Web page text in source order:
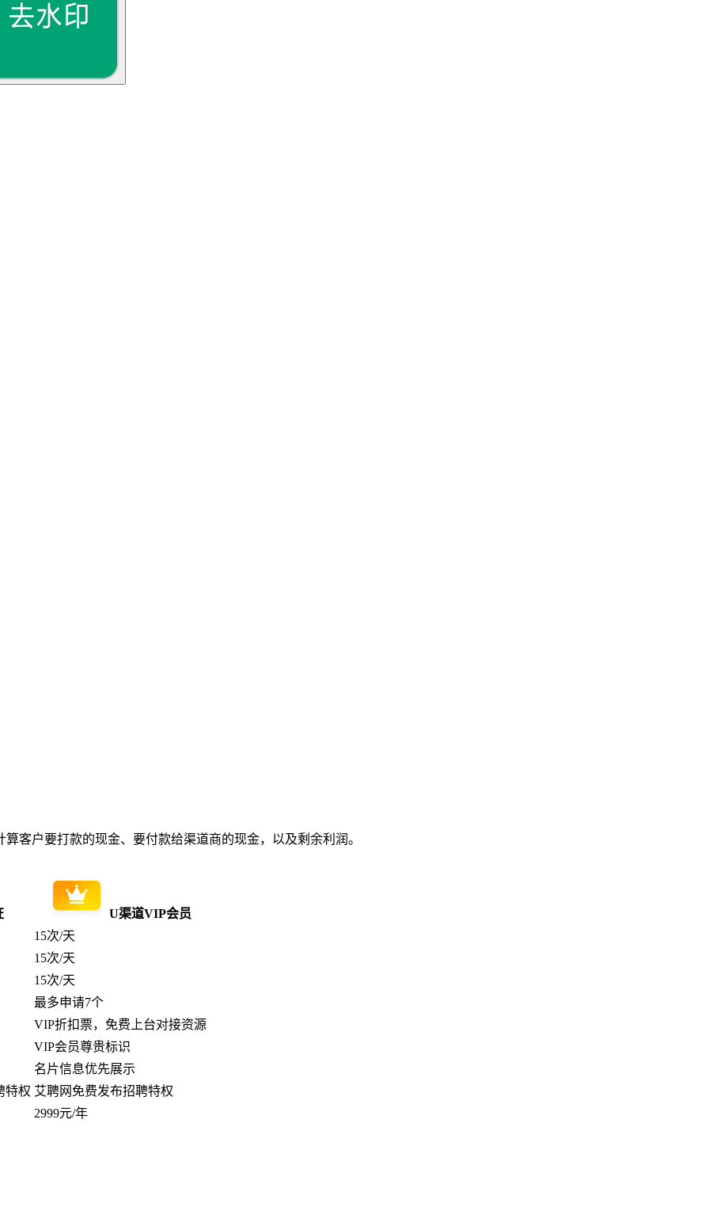
客户要打款的现金、要付款给渠道商的现金，以及剩余利润。
U渠道VIP会员
15次/天
15次/天
15次/天
最多申请7个
VIP折扣票，免费上台对接资源
VIP会员尊贵标识
名片信息优先展示
特权 艾聘网免费发布招聘特权
2999元/年